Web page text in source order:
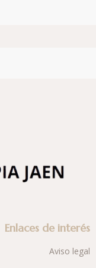
Enlaces de interés
Aviso legal